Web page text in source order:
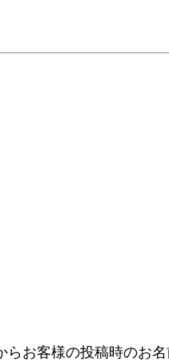
らお客様の投稿時のお